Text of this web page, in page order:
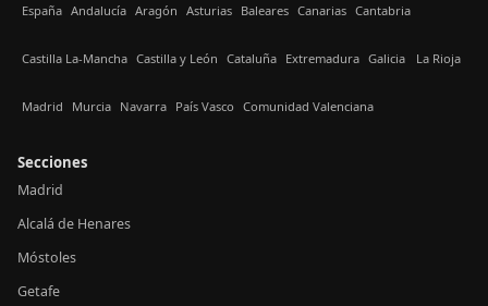
España Andalucía Aragón Asturias Baleares Canarias Cantabria
Castilla La-Mancha Castilla y León Cataluña Extremadura Galicia La Rioja
Madrid Murcia Navarra País Vasco Comunidad Valenciana
Secciones
Madrid
Alcalá de Henares
Móstoles
Getafe